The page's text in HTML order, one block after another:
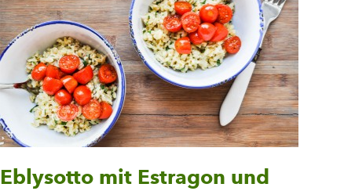
Eblysotto mit Estragon und